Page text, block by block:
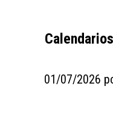
01/07/2026